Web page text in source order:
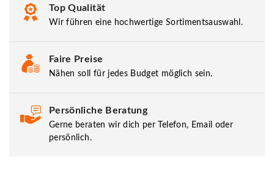
Top Qualität
Wir führen eine hochwertige Sortimentsauswahl.
Faire Preise
Nähen soll für jedes Budget möglich sein.
Persönliche Beratung
Gerne beraten wir dich per Telefon, Email oder
persönlich.